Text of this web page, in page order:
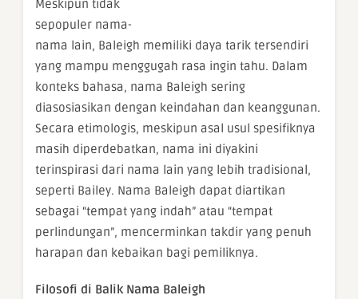
Meskipun tidak
sepopuler nama-
nama lain, Baleigh memiliki daya tarik tersendiri
yang mampu menggugah rasa ingin tahu. Dalam
konteks bahasa, nama Baleigh sering
diasosiasikan dengan keindahan dan keanggunan.
Secara etimologis, meskipun asal usul spesifiknya
masih diperdebatkan, nama ini diyakini
terinspirasi dari nama lain yang lebih tradisional,
seperti Bailey. Nama Baleigh dapat diartikan
sebagai “tempat yang indah” atau “tempat
perlindungan”, mencerminkan takdir yang penuh
harapan dan kebaikan bagi pemiliknya.
Filosofi di Balik Nama Baleigh